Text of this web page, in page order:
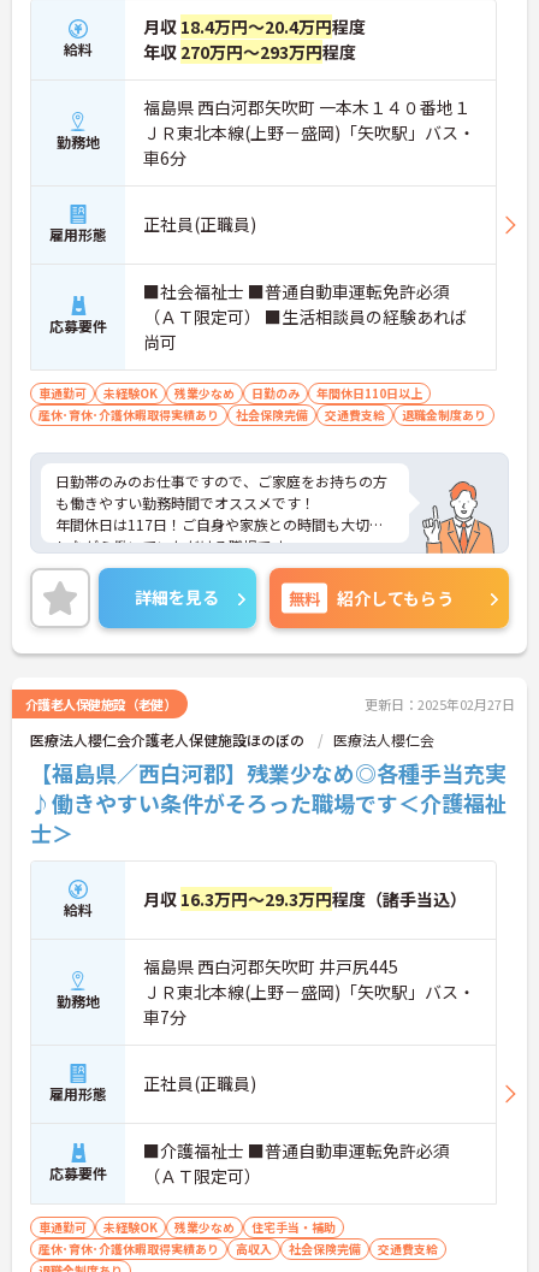
給料
月収 18.4万円～20.4万円程度
年収 270万円～293万円程度
勤務地
福島県 西白河郡矢吹町 一本木１４０番地１
ＪＲ東北本線(上野－盛岡)「矢吹駅」バス・
車6分
雇用形態 正社員(正職員)
応募要件
■社会福祉士 ■普通自動車運転免許必須
（ＡＴ限定可） ■生活相談員の経験あれば
尚可
車通勤可 未経験OK 残業少なめ 日勤のみ
年間休日110日以上
産休･育休･介護休暇取得実績あり
社会保険完備 交通費支給 退職金制度あり
日勤帯のみのお仕事ですので、ご家庭をお持ちの方
も働きやすい勤務時間でオススメです！
年間休日は117日！ご自身や家族との時間も大切に
しながら働いていただける職場です。
ご興味ある方には、面接対策ポイントなど、さらに
詳細をお話しいたしますのでお気軽にご相談くださ
い。
詳細を見る 無料 紹介してもらう
介護老人保健施設（老健） 更新日：2025年02月27日
医療法人櫻仁会介護老人保健施設ほのぼの 医療法人櫻仁会
【福島県／西白河郡】残業少なめ◎各種手当充実
♪働きやすい条件がそろった職場です＜介護福祉
士＞
給料 月収 16.3万円～29.3万円程度（諸手当込）
勤務地
福島県 西白河郡矢吹町 井戸尻445
ＪＲ東北本線(上野－盛岡)「矢吹駅」バス・
車7分
雇用形態 正社員(正職員)
応募要件
■介護福祉士 ■普通自動車運転免許必須
（ＡＴ限定可）
車通勤可 未経験OK 残業少なめ
住宅手当・補助
産休･育休･介護休暇取得実績あり
高収入 社会保険完備
交通費支給